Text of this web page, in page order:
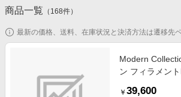
食品・スイーツ・お酒
コスメ・健康・医薬品
家電・PC・スマホ・カメラ
初回購入者限定特典
対象ストア新規限定特典
楽天ペイ導入ストア
商品一覧 （ 168件）
最新の価格、送料、在庫状況と決済方法は遷移先
Modern
ン フィラメン
￥ 39,600